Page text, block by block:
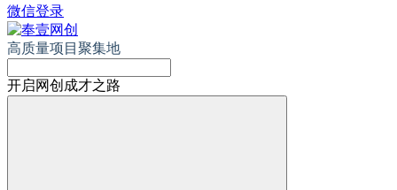
微信登录
高质量项目聚集地
开启网创成才之路